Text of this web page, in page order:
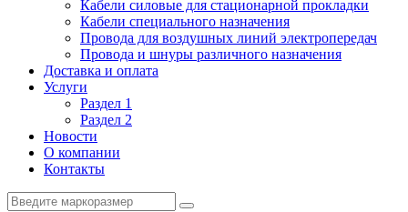
Кабели силовые для стационарной прокладки
Кабели специального назначения
Провода для воздушных линий электропередач
Провода и шнуры различного назначения
Доставка и оплата
Услуги
Раздел 1
Раздел 2
Новости
О компании
Контакты